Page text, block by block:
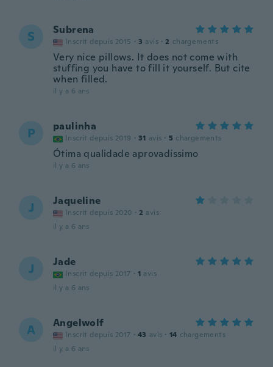
S Subrena
Inscrit depuis 2015 · 3 avis · 2 chargements
Very nice pillows. It does not come with
stuffing you have to fill it yourself. But cite
when filled.
il y a 6 ans
P paulinha
Inscrit depuis 2019 · 31 avis · 5 chargements
Ótima qualidade aprovadíssimo
il y a 6 ans
J Jaqueline
Inscrit depuis 2020 · 2 avis
il y a 6 ans
J Jade
Inscrit depuis 2017 · 1 avis
il y a 6 ans
A Angelwolf
Inscrit depuis 2017 · 43 avis · 14 chargements
il y a 6 ans